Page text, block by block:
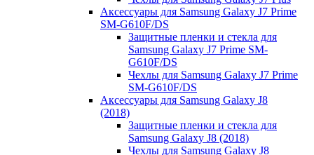
Аксессуары для Samsung Galaxy J7 Prime
SM-G610F/DS
Защитные пленки и стекла для
Samsung Galaxy J7 Prime SM-
G610F/DS
Чехлы для Samsung Galaxy J7 Prime
SM-G610F/DS
Аксессуары для Samsung Galaxy J8
(2018)
Защитные пленки и стекла для
Samsung Galaxy J8 (2018)
Чехлы для Samsung Galaxy J8